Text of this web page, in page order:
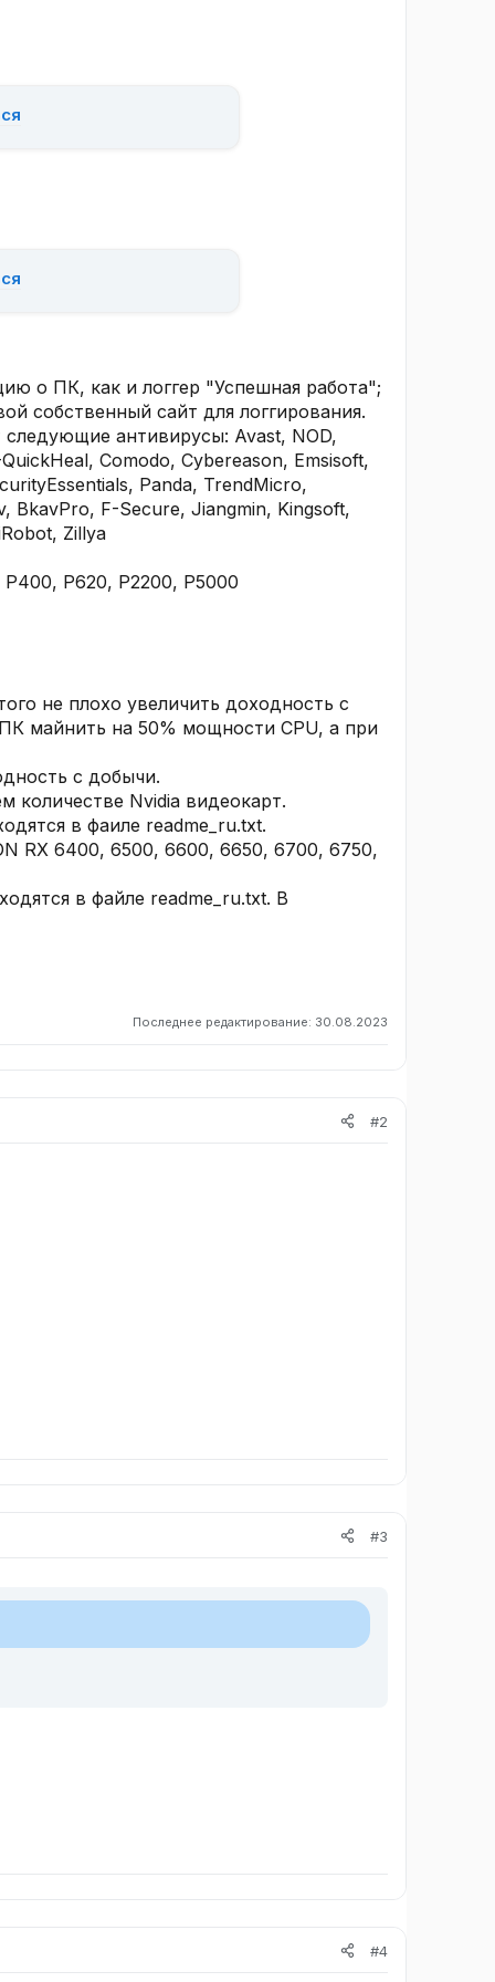
о ПК, как и логгер "Успешная работа";
собственный сайт для логгирования.
антивирусы: Avast, NOD,
Comodo, Cybereason, Emsisoft,
Panda, TrendMicro,
BkavPro, F-Secure, Jiangmin, Kingsoft,
Zillya
P620, P2200, P5000
не плохо увеличить доходность с
майнить на 50% мощности CPU, а при
с добычи.
количестве Nvidia видеокарт.
в фаиле readme_ru.txt.
RX 6400, 6500, 6600, 6650, 6700, 6750,
в файле readme_ru.txt. В
Последнее редактирование: 30.08.2023
#2
#3
#4